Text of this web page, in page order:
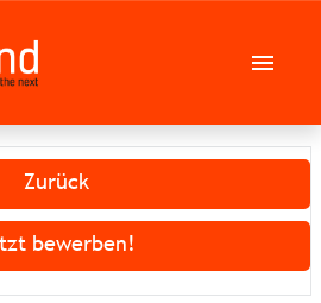
AG
Zurück
bewerben!